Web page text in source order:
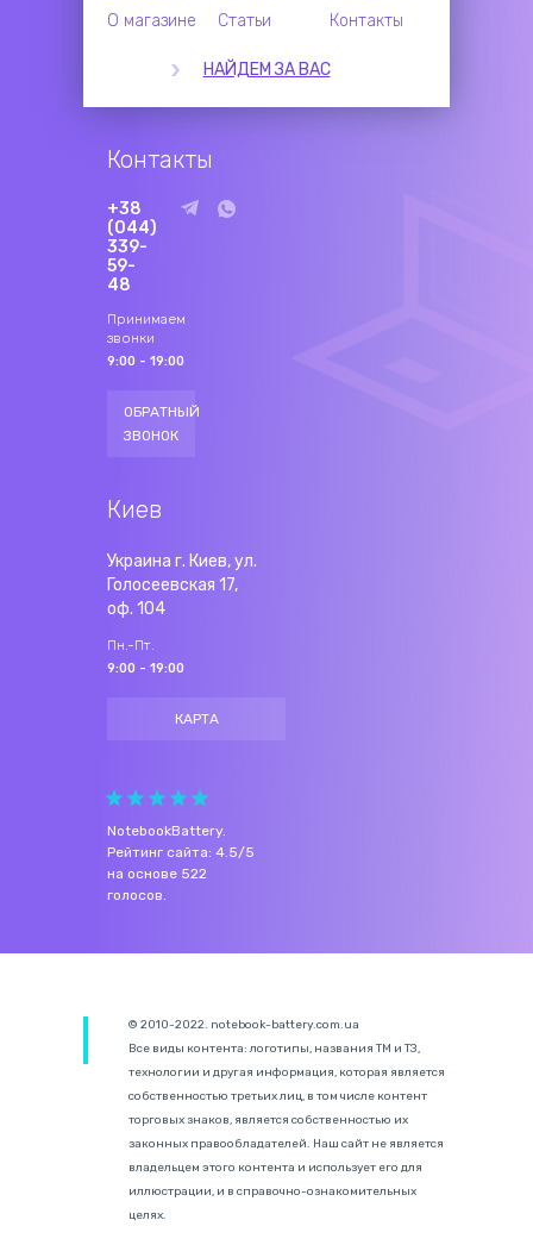
О магазине
Статьи Контакты
НАЙДЕМ ЗА ВАС
Контакты
+38
(044)
339-
59-
48
Принимаем
звонки
9:00 - 19:00
ОБРАТНЫЙ
ЗВОНОК
Киев
Украина г. Киев, ул.
Голосеевская 17,
оф. 104
Пн.-Пт.
9:00 - 19:00
КАРТА
NotebookBattery.
Рейтинг сайта: 4.5/5
на основе 522
голосов.
© 2010-2022. notebook-battery.com.ua
Все виды контента: логотипы, названия ТМ и ТЗ,
технологии и другая информация, которая является
собственностью третьих лиц, в том числе контент
торговых знаков, является собственностью их
законных правообладателей. Наш сайт не является
владельцем этого контента и использует его для
иллюстрации, и в справочно-ознакомительных
целях.